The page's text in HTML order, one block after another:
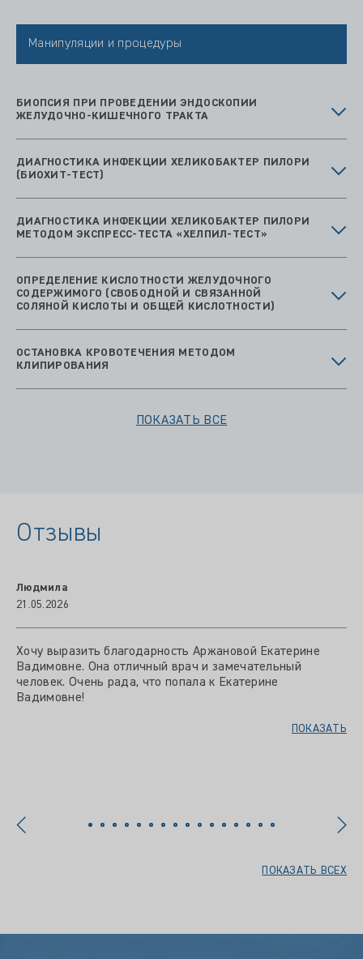
Манипуляции и процедуры
БИОПСИЯ ПРИ ПРОВЕДЕНИИ ЭНДОСКОПИИ
ЖЕЛУДОЧНО-КИШЕЧНОГО ТРАКТА
ДИАГНОСТИКА ИНФЕКЦИИ ХЕЛИКОБАКТЕР ПИЛОРИ
(БИОХИТ-ТЕСТ)
ДИАГНОСТИКА ИНФЕКЦИИ ХЕЛИКОБАКТЕР ПИЛОРИ
МЕТОДОМ ЭКСПРЕСС‑ТЕСТА «ХЕЛПИЛ‑ТЕСТ»
ОПРЕДЕЛЕНИЕ КИСЛОТНОСТИ ЖЕЛУДОЧНОГО
СОДЕРЖИМОГО (СВОБОДНОЙ И СВЯЗАННОЙ
СОЛЯНОЙ КИСЛОТЫ И ОБЩЕЙ КИСЛОТНОСТИ)
ОСТАНОВКА КРОВОТЕЧЕНИЯ МЕТОДОМ
КЛИПИРОВАНИЯ
ПОКАЗАТЬ ВСЕ
Отзывы
Людмила
21.05.2026
Хочу выразить благодарность Аржановой Екатерине
Вадимовне. Она отличный врач и замечательный
человек. Очень рада, что попала к Екатерине
Вадимовне!
ПОКАЗАТЬ
ПОКАЗАТЬ ВСЕХ